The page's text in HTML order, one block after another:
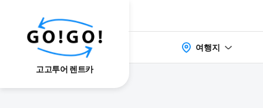
고고투어 렌트카
여행지